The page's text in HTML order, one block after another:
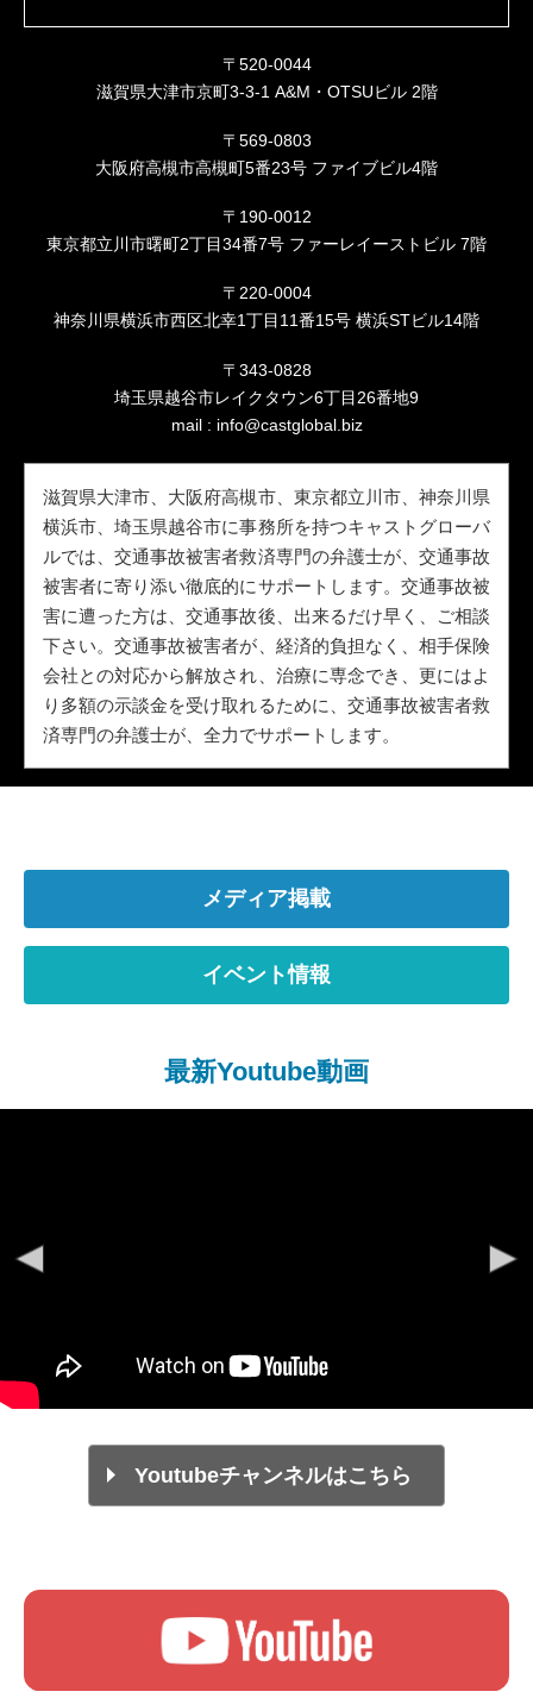
〒520-0044
滋賀県大津市京町3-3-1 A&M・OTSUビル 2階
〒569-0803
大阪府高槻市高槻町5番23号 ファイブビル4階
〒190-0012
東京都立川市曙町2丁目34番7号 ファーレイーストビル 7階
〒220-0004
神奈川県横浜市西区北幸1丁目11番15号 横浜STビル14階
〒343-0828
埼玉県越谷市レイクタウン6丁目26番地9
mail : info@castglobal.biz
滋賀県大津市、大阪府高槻市、東京都立川市、神奈川県
横浜市、埼玉県越谷市に事務所を持つキャストグローバ
ルでは、交通事故被害者救済専門の弁護士が、交通事故
被害者に寄り添い徹底的にサポートします。交通事故被
害に遭った方は、交通事故後、出来るだけ早く、ご相談
下さい。交通事故被害者が、経済的負担なく、相手保険
会社との対応から解放され、治療に専念でき、更にはよ
り多額の示談金を受け取れるために、交通事故被害者救
済専門の弁護士が、全力でサポートします。
メディア掲載
イベント情報
最新Youtube動画
Youtubeチャンネルはこちら